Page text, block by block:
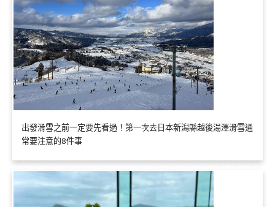
出發滑雪之前一定要先看過！第一次去日本新潟縣越後湯澤滑雪通
常要注意的8件事